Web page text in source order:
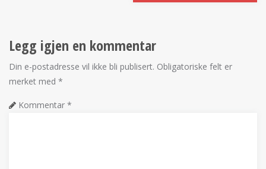
Legg igjen en kommentar
Din e-postadresse vil ikke bli publisert. Obligatoriske felt er
merket med *
Kommentar *